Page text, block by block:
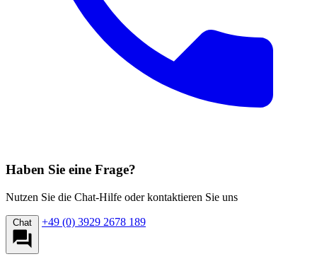
Haben Sie eine Frage?
Nutzen Sie die Chat-Hilfe oder kontaktieren Sie uns
Chat +49 (0) 3929 2678 189